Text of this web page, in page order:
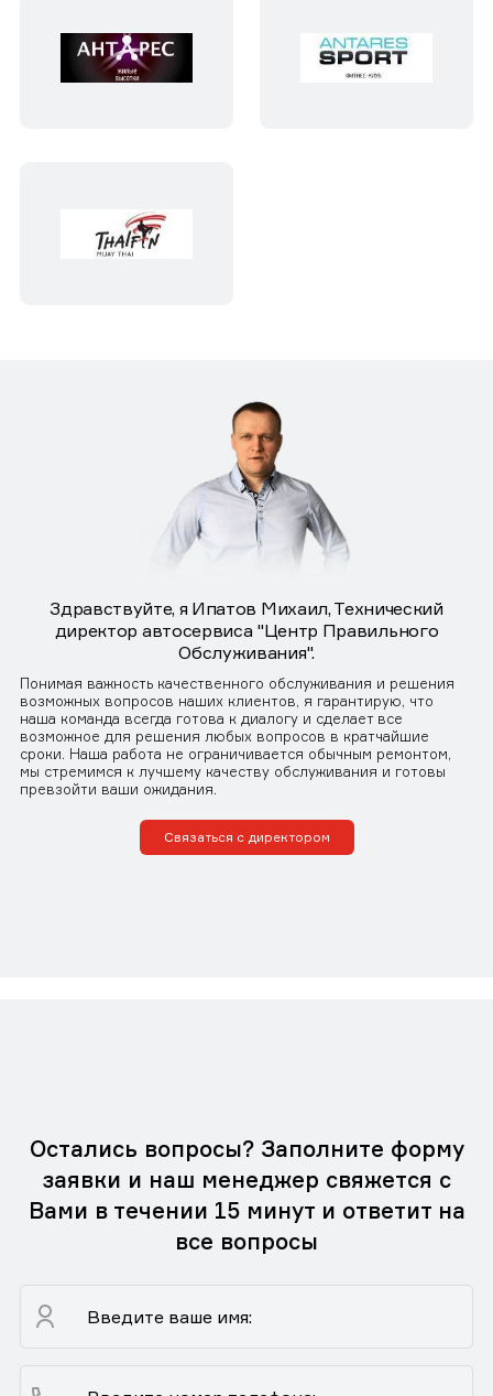
Здравствуйте, я Ипатов Михаил, Технический
директор автосервиса "Центр Правильного
Обслуживания".
Понимая важность качественного обслуживания и решения
возможных вопросов наших клиентов, я гарантирую, что
наша команда всегда готова к диалогу и сделает все
возможное для решения любых вопросов в кратчайшие
сроки. Наша работа не ограничивается обычным ремонтом,
мы стремимся к лучшему качеству обслуживания и готовы
превзойти ваши ожидания.
Связаться с директором
Остались вопросы? Заполните форму
заявки и наш менеджер свяжется с
Вами в течении 15 минут и ответит на
все вопросы